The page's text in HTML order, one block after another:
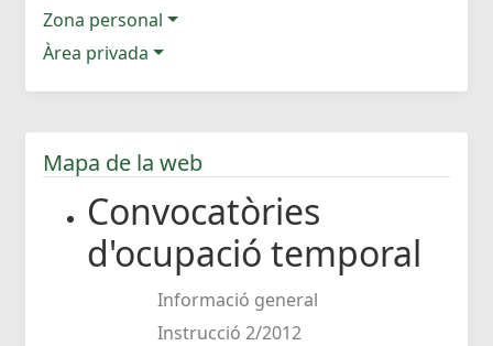
Zona personal
Àrea privada
Mapa de la web
Convocatòries
d'ocupació temporal
Informació general
Instrucció 2/2012